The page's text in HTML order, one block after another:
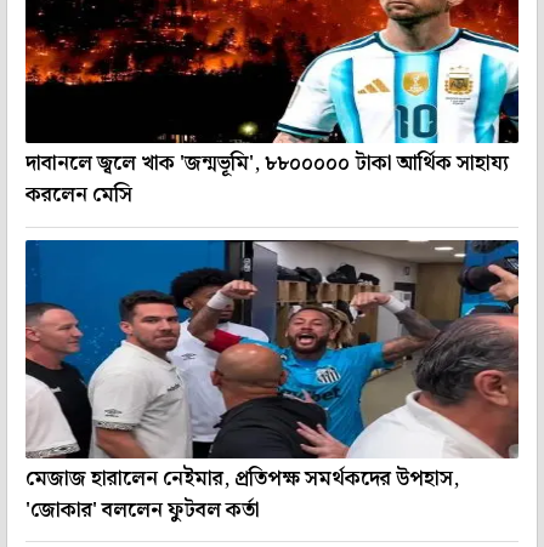
দাবানলে জ্বলে খাক 'জন্মভূমি', ৮৮০০০০০ টাকা আর্থিক সাহায্য
করলেন মেসি
মেজাজ হারালেন নেইমার, প্রতিপক্ষ সমর্থকদের উপহাস,
'জোকার' বললেন ফুটবল কর্তা